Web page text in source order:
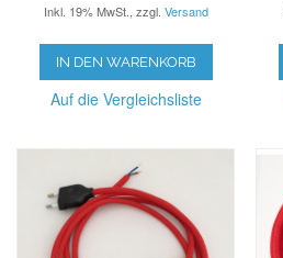
Inkl. 19% MwSt. zzgl. Versand
IN DEN WARENKORB
Auf die Vergleichsliste